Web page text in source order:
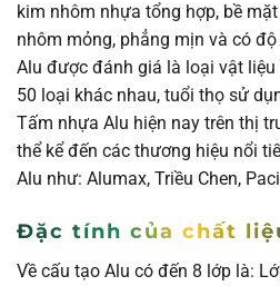
kim nhôm nhựa tổng hợp, bề
nhôm mỏng, phẳng mịn và có
Alu được đánh giá là loại vật liệu
50 loại khác nhau, tuổi thọ sử
Tấm nhựa Alu hiện nay trên thị
thể kể đến các thương hiệu nổi
Alu như: Alumax, Triều Chen,
Đặc tính của chất
Về cấu tạo Alu có đến 8 lớp là: